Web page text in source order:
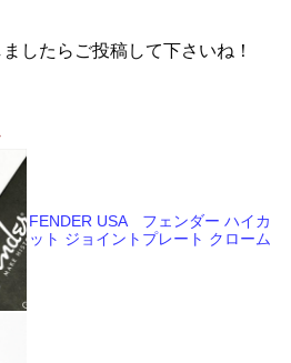
したらご投稿して下さいね！
FENDER USA フェンダー ハイカ
ット ジョイントプレート クローム